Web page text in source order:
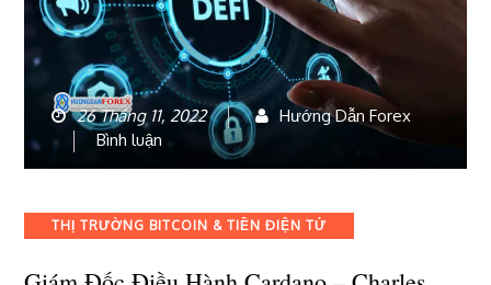
26 Tháng 11, 2022
Hướng Dẫn Forex
Bình luận bài
đốc
điều
Categories
THỊ TRƯỜNG BITCOIN & TIỀN ĐIỆN TỬ